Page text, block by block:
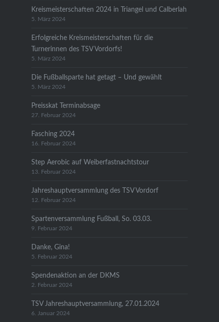
Kreismeisterschaften 2024 in Triangel und Calberlah
5. März 2024
Erfolgreiche Kreismeisterschaften für die
Turnerinnen des TSV Vordorfs!
5. März 2024
Die Fußballsparte hat getagt – Und gewählt
5. März 2024
Preisskat Terminabsage
27. Februar 2024
Fasching 2024
16. Februar 2024
Step Aerobic auf Weiberfastnachtstour
13. Februar 2024
Jahreshauptversammlung des TSV Vordorf
12. Februar 2024
Spartenversammlung Fußball, So. 03.03.
9. Februar 2024
Danke, Gina!
5. Februar 2024
Spendenaktion an der DKMS
2. Februar 2024
TSV Jahreshauptversammlung, 27.01.2024
6. Januar 2024